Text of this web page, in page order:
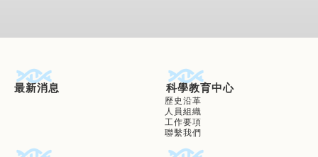
最新消息 科學教育中心
歷史沿革
人員組織
工作要項
聯繫我們